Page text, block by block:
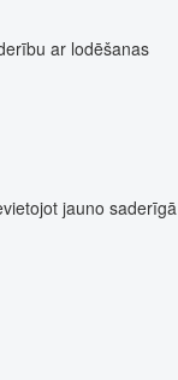
ar lodēšanas
jauno saderīgā